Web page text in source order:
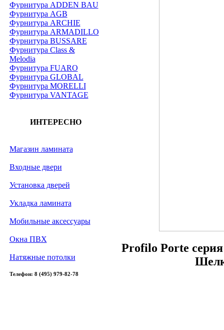
Фурнитура ADDEN BAU
Фурнитура AGB
Фурнитура ARCHIE
Фурнитура ARMADILLO
Фурнитура BUSSARE
Фурнитура Class &
Melodia
Фурнитура FUARO
Фурнитура GLOBAL
Фурнитура MORELLI
Фурнитура VANTAGE
ИНТЕРЕСНО
Магазин ламината
Входные двери
Установка дверей
Укладка ламината
Мобильные аксессуары
Окна ПВХ
Натяжные потолки
Телефон: 8 (495) 979-82-78
Profilo Porte